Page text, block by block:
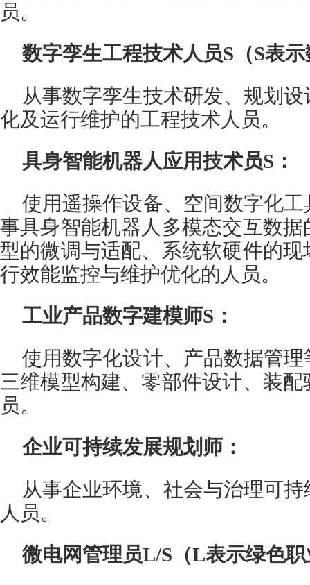
员。
数字孪生工程技术人员S（S表
从事数字孪生技术研发、规划
化及运行维护的工程技术人员。
具身智能机器人应用技术员S：
使用遥操作设备、空间数字化
事具身智能机器人多模态交互数
型的微调与适配、系统软硬件的
行效能监控与维护优化的人员。
工业产品数字建模师S：
使用数字化设计、产品数据管
三维模型构建、零部件设计、装
员。
企业可持续发展规划师：
从事企业环境、社会与治理可
人员。
微电网管理员L/S（L表示绿色